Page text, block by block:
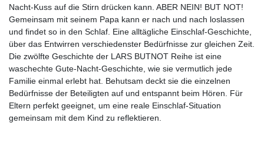
Nacht-Kuss auf die Stirn drücken kann. ABER NEIN! BUT NOT!
Gemeinsam mit seinem Papa kann er nach und nach loslassen
und findet so in den Schlaf. Eine alltägliche Einschlaf-Geschichte,
über das Entwirren verschiedenster Bedürfnisse zur gleichen Zeit.
Die zwölfte Geschichte der LARS BUTNOT Reihe ist eine
waschechte Gute-Nacht-Geschichte, wie sie vermutlich jede
Familie einmal erlebt hat. Behutsam deckt sie die einzelnen
Bedürfnisse der Beteiligten auf und entspannt beim Hören. Für
Eltern perfekt geeignet, um eine reale Einschlaf-Situation
gemeinsam mit dem Kind zu reflektieren.